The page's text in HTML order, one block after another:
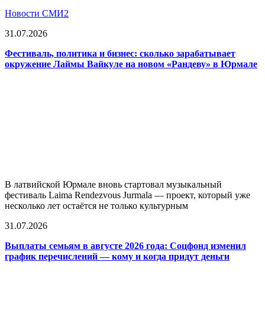
Новости СМИ2
31.07.2026
Фестиваль, политика и бизнес: сколько зарабатывает
окружение Лаймы Вайкуле на новом «Рандеву» в Юрмале
В латвийской Юрмале вновь стартовал музыкальный
фестиваль Laima Rendezvous Jurmala — проект, который уже
несколько лет остаётся не только культурным
31.07.2026
Выплаты семьям в августе 2026 года: Соцфонд изменил
график перечислений — кому и когда придут деньги